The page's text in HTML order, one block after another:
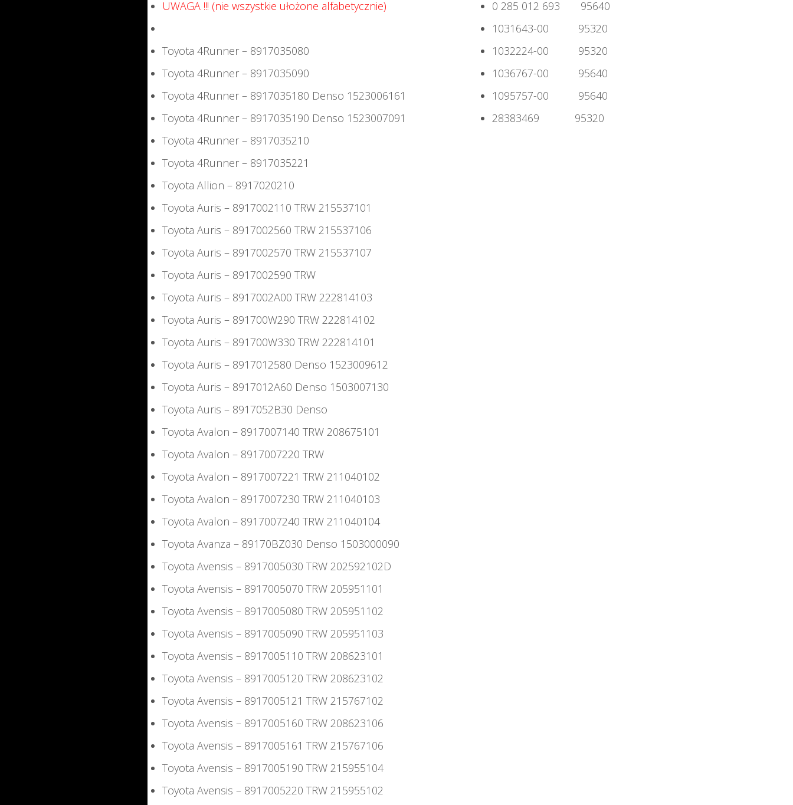
UWAGA !!! (nie wszystkie ułożone alfabetycznie)
Toyota 4Runner – 8917035080
Toyota 4Runner – 8917035090
Toyota 4Runner – 8917035180 Denso 1523006161
Toyota 4Runner – 8917035190 Denso 1523007091
Toyota 4Runner – 8917035210
Toyota 4Runner – 8917035221
Toyota Allion – 8917020210
Toyota Auris – 8917002110 TRW 215537101
Toyota Auris – 8917002560 TRW 215537106
Toyota Auris – 8917002570 TRW 215537107
Toyota Auris – 8917002590 TRW
Toyota Auris – 8917002A00 TRW 222814103
Toyota Auris – 891700W290 TRW 222814102
Toyota Auris – 891700W330 TRW 222814101
Toyota Auris – 8917012580 Denso 1523009612
Toyota Auris – 8917012A60 Denso 1503007130
Toyota Auris – 8917052B30 Denso
Toyota Avalon – 8917007140 TRW 208675101
Toyota Avalon – 8917007220 TRW
Toyota Avalon – 8917007221 TRW 211040102
Toyota Avalon – 8917007230 TRW 211040103
Toyota Avalon – 8917007240 TRW 211040104
Toyota Avanza – 89170BZ030 Denso 1503000090
Toyota Avensis – 8917005030 TRW 202592102D
Toyota Avensis – 8917005070 TRW 205951101
Toyota Avensis – 8917005080 TRW 205951102
Toyota Avensis – 8917005090 TRW 205951103
Toyota Avensis – 8917005110 TRW 208623101
Toyota Avensis – 8917005120 TRW 208623102
Toyota Avensis – 8917005121 TRW 215767102
Toyota Avensis – 8917005160 TRW 208623106
Toyota Avensis – 8917005161 TRW 215767106
Toyota Avensis – 8917005190 TRW 215955104
Toyota Avensis – 8917005220 TRW 215955102
0 285 012 693 95640
1031643-00 95320
1032224-00 95320
1036767-00 95640
1095757-00 95640
28383469 95320